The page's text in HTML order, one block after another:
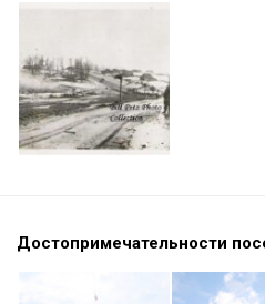
Достопримечательности